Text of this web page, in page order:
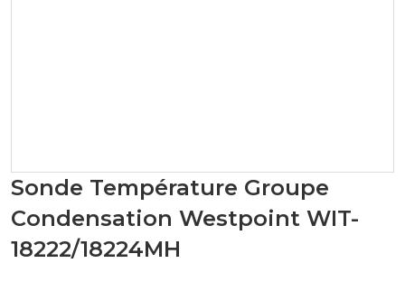
Sonde Température Groupe
Condensation Westpoint WIT-
18222/18224MH